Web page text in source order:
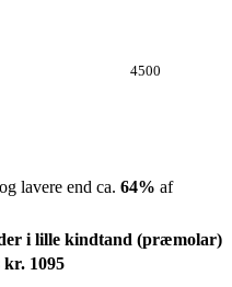
4500
og lavere end ca. 64% af
i lille kindtand (præmolar)
1095